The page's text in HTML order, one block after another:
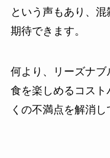
という声もあり、
期待できます。
何より、リーズナ
食を楽しめるコス
くの不満点を解消し